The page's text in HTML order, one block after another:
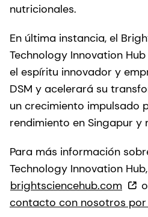
nutricionales.
En última instancia, el
Technology Innovation
el espíritu innovador y
DSM y acelerará su
un crecimiento impulsado
rendimiento en Singapur y
Para más información
Technology Innovation
brightsciencehub.com
o
contacto con nosotros